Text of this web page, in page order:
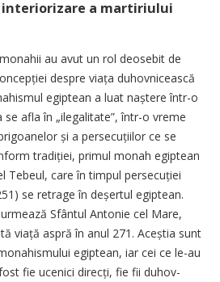
interiorizare a martiriului
au avut un rol deosebit de
despre viața duhovnicească
egip­tean a luat naștere într-o
afla în „ilegalitate”, într-o vreme
și a persecuțiilor ce se
tradiției, primul monah egiptean
Tebeul, care în timpul persecuției
se retrage în deșertul egiptean.
Sfântul Antonie cel Mare,
viață aspră în anul 271. Aceștia sunt
egiptean, iar cei ce le-au
fie ucenici direcți, fie fii duhov­